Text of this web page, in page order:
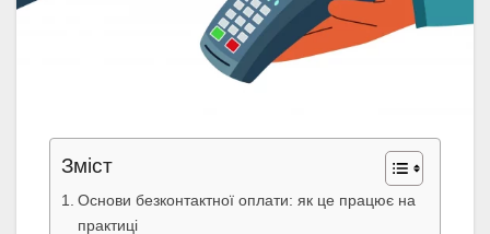
Зміст
Основи безконтактної оплати: як це працює на
практиці